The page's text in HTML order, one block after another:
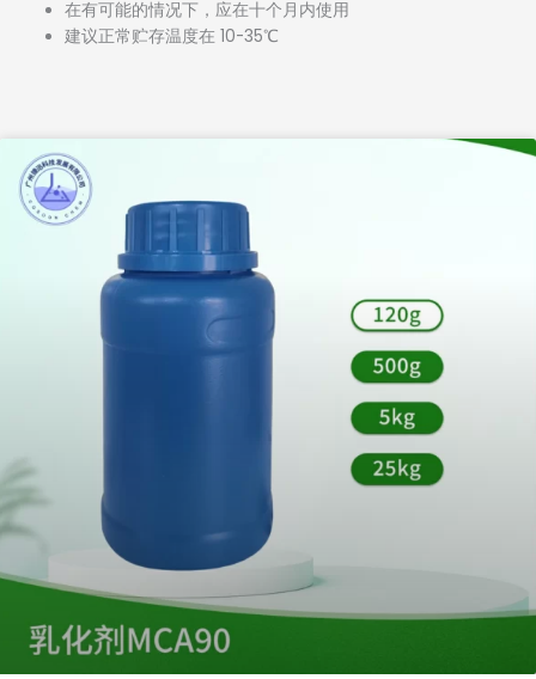
在有可能的情况下，应在十个月内使用
建议正常贮存温度在 10-35℃